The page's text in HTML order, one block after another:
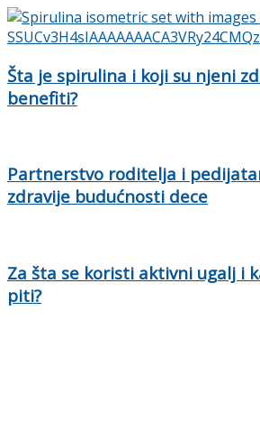
Šta je spirulina i koji su njeni
benefiti?
Partnerstvo roditelja i
zdravije budućnosti dece
Za šta se koristi aktivni ugalj i
piti?